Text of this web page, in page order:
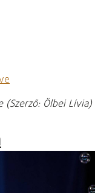
(Szerző: Ölbei Lívia)